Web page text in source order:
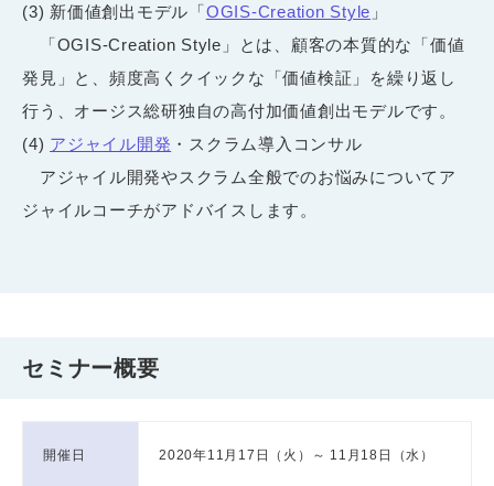
(3) 新価値創出モデル「OGIS-Creation Style 」
「OGIS-Creation Style」とは、顧客の本質的な「価値
発見」と、頻度高くクイックな「価値検証」を繰り返し
行う、オージス総研独自の高付加価値創出モデルです。
(4) アジャイル開発 ・スクラム導入コンサル
アジャイル開発やスクラム全般でのお悩みについてア
ジャイルコーチがアドバイスします。
セミナー概要
開催日 2020年11月17日（火）～ 11月18日（水）